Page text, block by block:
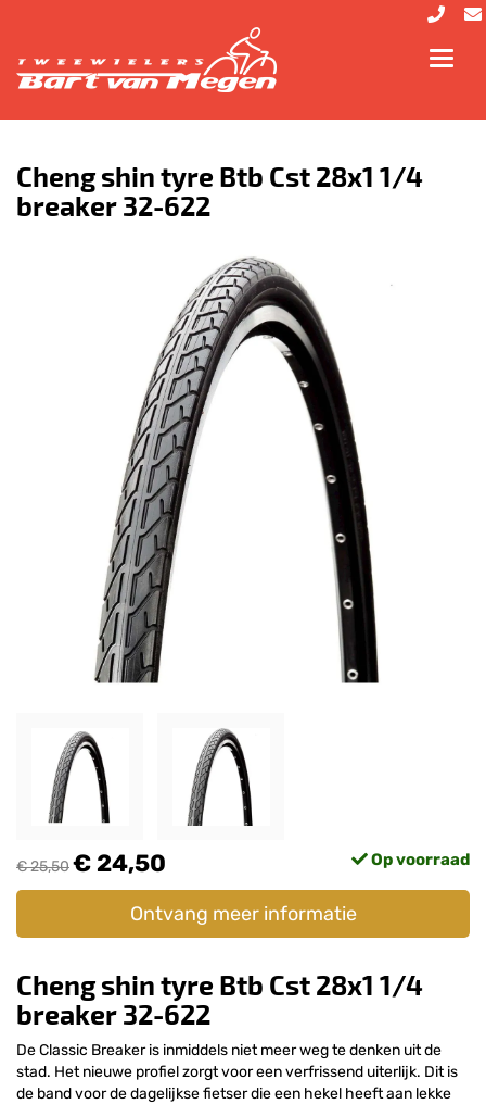
Cheng shin tyre Btb Cst 28x1 1/4
breaker 32-622
€ 25,50€ 24,50 Op voorraad
Ontvang meer informatie
Cheng shin tyre Btb Cst 28x1 1/4
breaker 32-622
De Classic Breaker is inmiddels niet meer weg te denken uit de
stad. Het nieuwe profiel zorgt voor een verfrissend uiterlijk. Dit is
de band voor de dagelijkse fietser die een hekel heeft aan lekke